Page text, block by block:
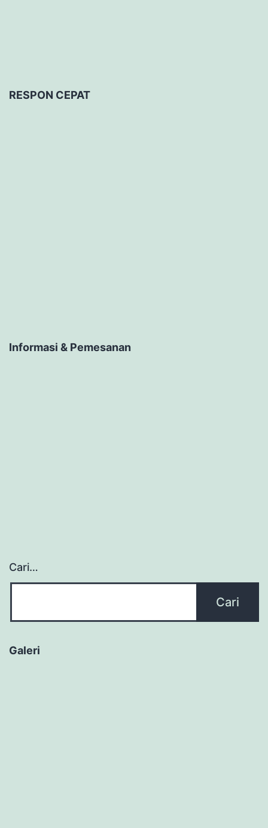
RESPON CEPAT
Informasi & Pemesanan
Cari…
Galeri